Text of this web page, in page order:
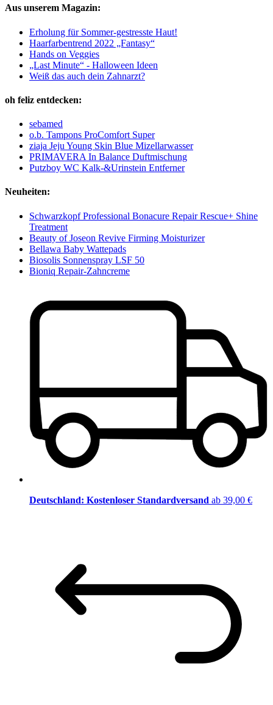
Aus unserem Magazin:
Erholung für Sommer-gestresste Haut!
Haarfarbentrend 2022 „Fantasy“
Hands on Veggies
„Last Minute“ - Halloween Ideen
Weiß das auch dein Zahnarzt?
oh feliz entdecken:
sebamed
o.b. Tampons ProComfort Super
ziaja Jeju Young Skin Blue Mizellarwasser
PRIMAVERA In Balance Duftmischung
Putzboy WC Kalk-&Urinstein Entferner
Neuheiten:
Schwarzkopf Professional Bonacure Repair Rescue+ Shine
Treatment
Beauty of Joseon Revive Firming Moisturizer
Bellawa Baby Wattepads
Biosolis Sonnenspray LSF 50
Bioniq Repair-Zahncreme
Deutschland: Kostenloser Standardversand ab 39,00 €